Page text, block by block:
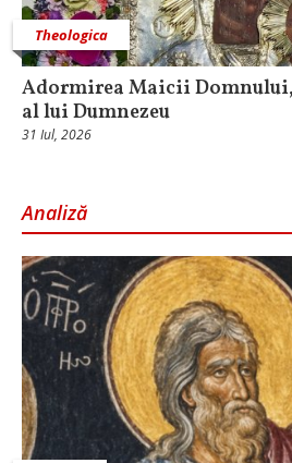
Theologica
Adormirea Maicii
al lui Dumnezeu
31 Iul, 2026
Analiză